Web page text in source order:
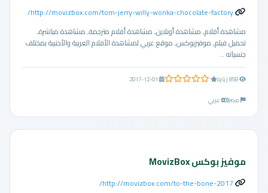
http://movizbox.com/tom-jerry-willy-wonka-chocolate-factory/
مشاهدة أفلام, مشاهدة أونلاين, مشاهدة أفلام مترجمة, مشاهدة مباشرة,
تحميل فيلم, موفيزبوكس, موقع عربي لمشاهدة الأفلام العربية والأجنبية بمختلف
جنسياته ...
0.0 من 5 نجوم
مصر
عربي
موفيز بوكس MovizBox
http://movizbox.com/to-the-bone-2017/